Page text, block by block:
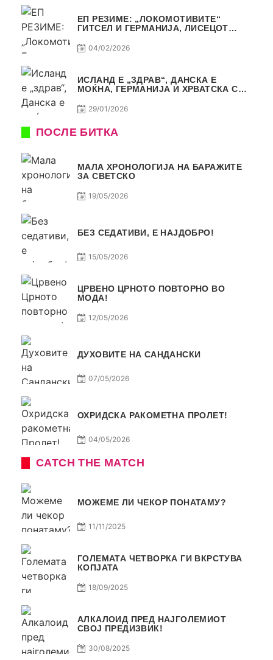
ЕП РЕЗИМЕ: „ЛОКОМОТИВИТЕ“
ГИТСЕЛ И ГЕРМАНИЈА, ЛИСЕЦОТ
04/02/2026
ИСЛАНД Е „ЗДРАВ“, ДАНСКА Е
МОЌНА, ГЕРМАНИЈА И ХРВАТСКА СЕ
29/01/2026
ПОСЛЕ БИТКА
МАЛА ХРОНОЛОГИЈА НА БАРАЖИТЕ
ЗА СВЕТСКО
19/05/2026
БЕЗ СЕДАТИВИ, Е НАЈДОБРО!
15/05/2026
ЦРВЕНО ЦРНОТО ПОВТОРНО ВО
МОДА!
12/05/2026
ДУХОВИТЕ НА САНДАНСКИ
07/05/2026
ОХРИДСКА РАКОМЕТНА ПРОЛЕТ!
04/05/2026
CATCH THE MATCH
МОЖЕМЕ ЛИ ЧЕКОР ПОНАТАМУ?
11/11/2025
ГОЛЕМАТА ЧЕТВОРКА ГИ ВКРСТУВА
КОПЈАТА
18/09/2025
АЛКАЛОИД ПРЕД НАЈГОЛЕМИОТ
СВОЈ ПРЕДИЗВИК!
30/08/2025